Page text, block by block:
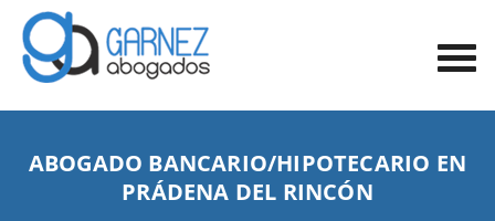
ABOGADO BANCARIO/HIPOTECARIO EN
PRÁDENA DEL RINCÓN